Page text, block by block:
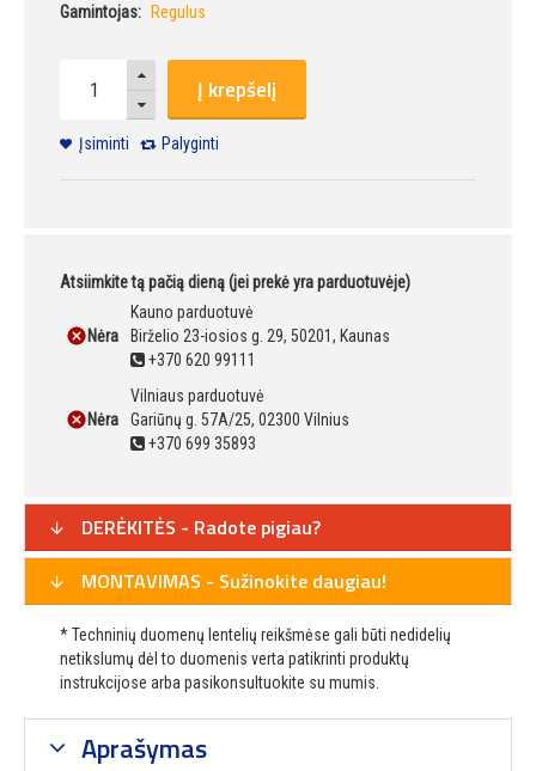
Gamintojas:
Regulus
Į krepšelį
Įsiminti Palyginti
Atsiimkite tą pačią dieną (jei prekė yra parduotuvėje)
Nėra
Kauno parduotuvė
Birželio 23-iosios g. 29, 50201, Kaunas
+370 620 99111
Nėra
Vilniaus parduotuvė
Gariūnų g. 57A/25, 02300 Vilnius
+370 699 35893
DERĖKITĖS - Radote pigiau?
MONTAVIMAS - Sužinokite daugiau!
* Techninių duomenų lentelių reikšmėse gali būti nedidelių
netikslumų dėl to duomenis verta patikrinti produktų
instrukcijose arba pasikonsultuokite su mumis.
Aprašymas